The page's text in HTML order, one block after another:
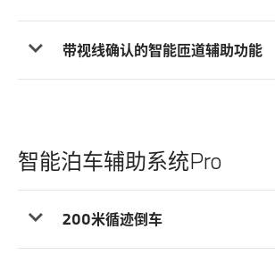
带视线确认的智能匝道辅助功能
智能泊车辅助系统Pro
200米循迹倒车